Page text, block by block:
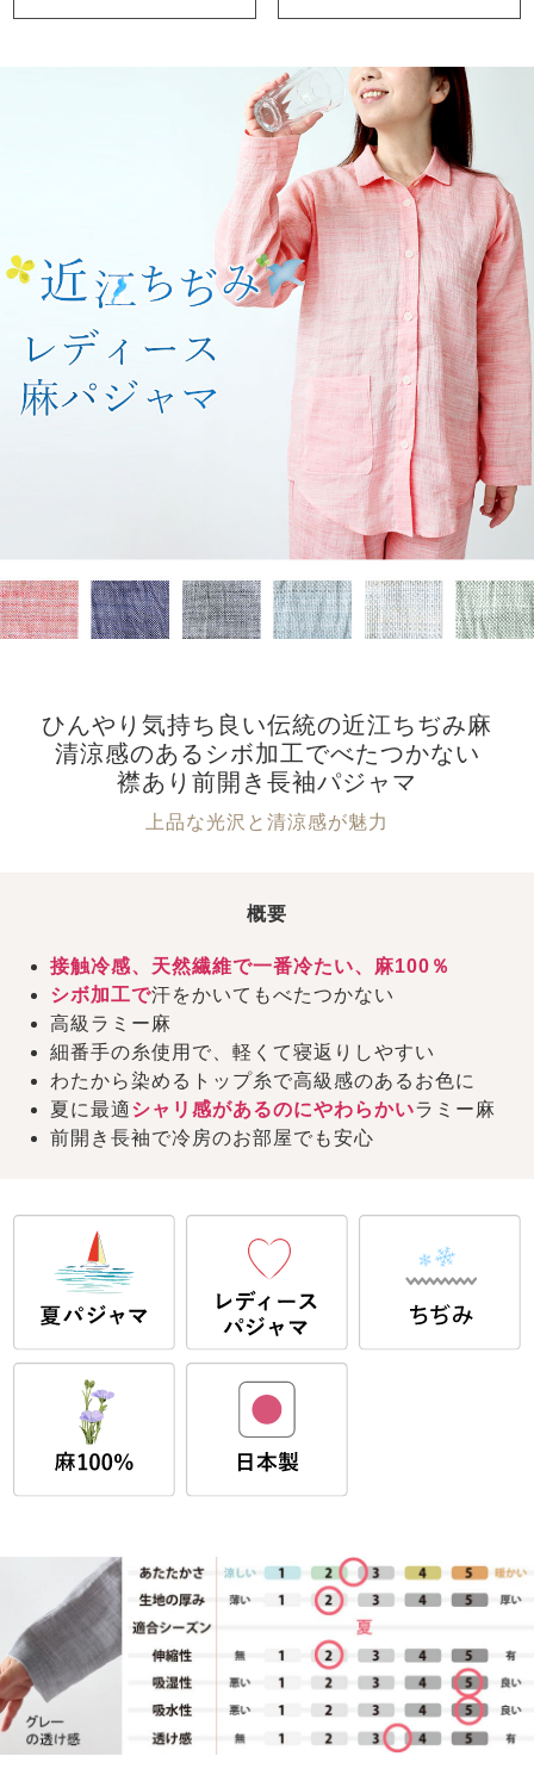
ひんやり気持ち良い伝統の近江ちぢみ麻
清涼感のあるシボ加工でべたつかない
襟あり前開き長袖パジャマ
上品な光沢と清涼感が魅力
概要
接触冷感、天然繊維で一番冷たい、麻100％
シボ加工で汗をかいてもべたつかない
高級ラミー麻
細番手の糸使用で、軽くて寝返りしやすい
わたから染めるトップ糸で高級感のあるお色に
夏に最適シャリ感があるのにやわらかいラミー麻
前開き長袖で冷房のお部屋でも安心